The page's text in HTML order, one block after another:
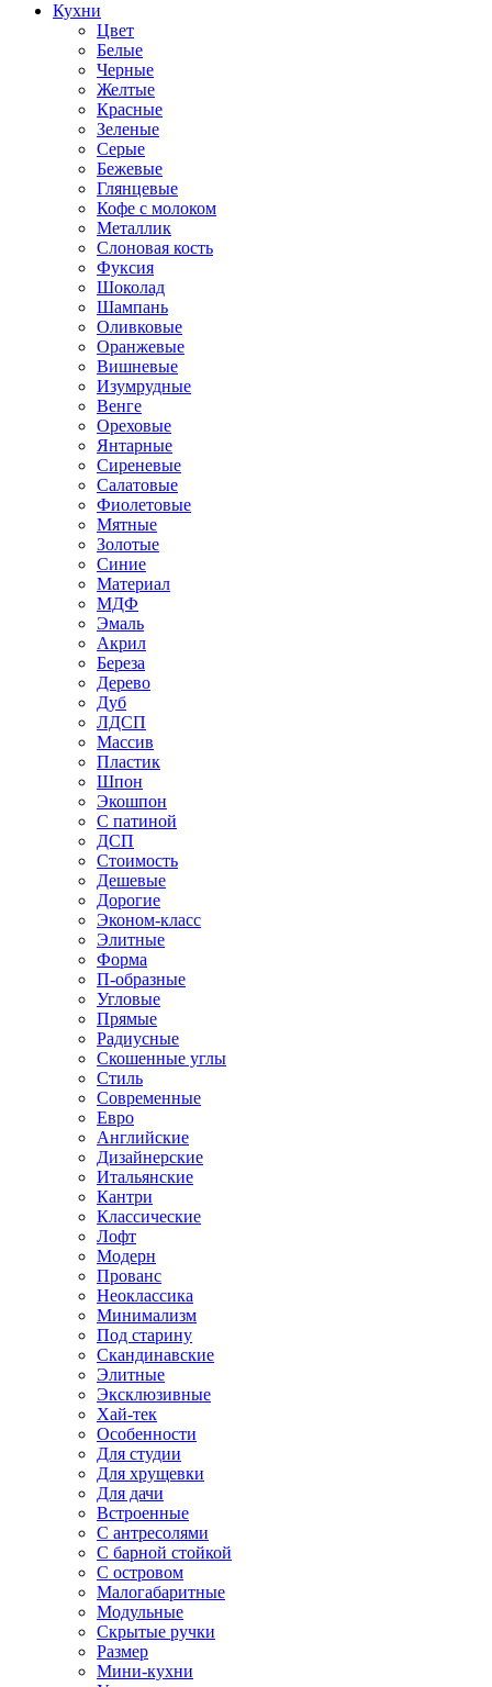
Кухни
Цвет
Белые
Черные
Желтые
Красные
Зеленые
Серые
Бежевые
Глянцевые
Кофе с молоком
Металлик
Слоновая кость
Фуксия
Шоколад
Шампань
Оливковые
Оранжевые
Вишневые
Изумрудные
Венге
Ореховые
Янтарные
Сиреневые
Салатовые
Фиолетовые
Мятные
Золотые
Синие
Материал
МДФ
Эмаль
Акрил
Береза
Дерево
Дуб
ЛДСП
Массив
Пластик
Шпон
Экошпон
С патиной
ДСП
Стоимость
Дешевые
Дорогие
Эконом-класс
Элитные
Форма
П-образные
Угловые
Прямые
Радиусные
Скошенные углы
Стиль
Современные
Евро
Английские
Дизайнерские
Итальянские
Кантри
Классические
Лофт
Модерн
Прованс
Неоклассика
Минимализм
Под старину
Скандинавские
Элитные
Эксклюзивные
Хай-тек
Особенности
Для студии
Для хрущевки
Для дачи
Встроенные
С антресолями
С барной стойкой
С островом
Малогабаритные
Модульные
Скрытые ручки
Размер
Мини-кухни